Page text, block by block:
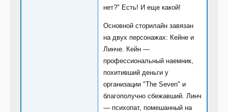
нет?" Есть! И еще какой!
Основной сторилайн завязан
на двух персонажах: Кейне и
Линче. Кейн —
профессиональный наемник,
похитивший деньги у
организации "The Seven" и
благополучно сбежавший. Линч
— психопат, помешанный на